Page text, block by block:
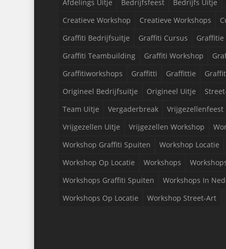
Afdelings Uitje Bedrijfsfeest Bedrijfs Uitje
Creatieve Workshop
Creatieve Workshops
Graffiti Bedrijfsuitje
Graffiti Cursus Graffitie
Graffiti Teambuilding
Graffiti Workshop
Graffitiworkshops
Graffitti Graffittie
Origineel Bedrijfsuitje
Origineel Uitje
Team Uitje
Vergaderbreak Vrijgezellenfeest
Vrijgezellen Uitje
Vrijgezellen Workshop
Workshop Graffiti Spuiten
Workshop Locatie
Workshop Op Locatie
Workshops
Workshops Graffiti Spuiten
Workshops In
Workshops Op Locatie
Workshop Street-Art